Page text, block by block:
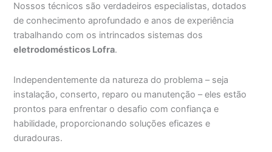
Nossos técnicos são verdadeiros especialistas, dotados
de conhecimento aprofundado e anos de experiência
trabalhando com os intrincados sistemas dos
eletrodomésticos Lofra.
Independentemente da natureza do problema – seja
instalação, conserto, reparo ou manutenção – eles estão
prontos para enfrentar o desafio com confiança e
habilidade, proporcionando soluções eficazes e
duradouras.